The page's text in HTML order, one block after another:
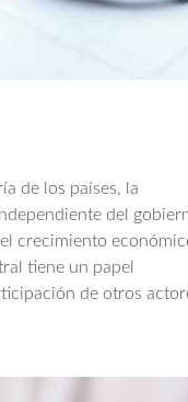
de los países, la
del
crecimiento
tiene un papel
de otros